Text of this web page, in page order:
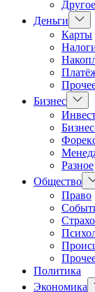
Другое
Деньги
Карты
Бизнес
Разное
Общество
Право
Политика
Экономика